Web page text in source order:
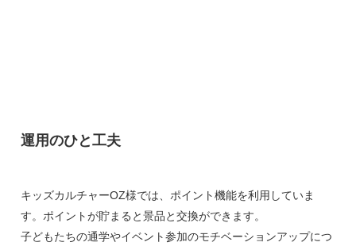
運用のひと工夫
キッズカルチャーOZ様では、ポイント機能を利用していま
す。ポイントが貯まると景品と交換ができます。
子どもたちの通学やイベント参加のモチベーションアップにつ